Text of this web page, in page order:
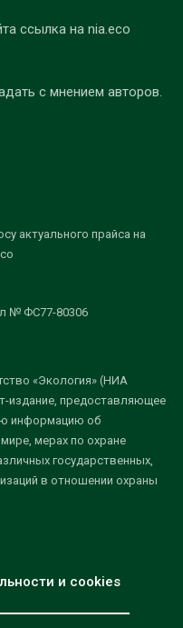
ссылка на nia.eco
с мнением авторов.
актуального прайса на
№ ФС77-80306
«Экология» (НИА
издание, предоставляющее
информацию об
мерах по охране
государственных,
в отношении охраны
и cookies